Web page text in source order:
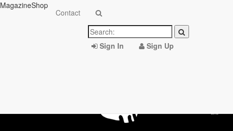
MagazineShop
Contact
Sign In Sign Up